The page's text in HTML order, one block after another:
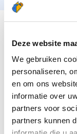
Deze website
We gebruiken
personaliseren,
en om ons
informatie over
partners voor
partners kunnen
DEZE
Je bent
Je houdt van
Je houdt
Je wordt blij